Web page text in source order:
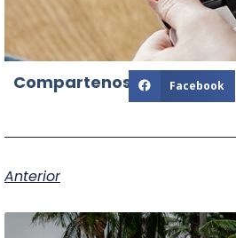
Compartenos: Facebook
Anterior